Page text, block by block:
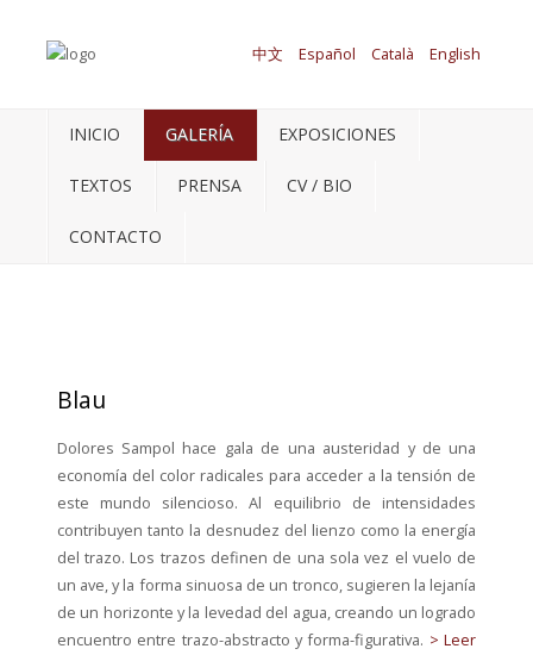
中文 Español Català English
INICIO GALERÍA EXPOSICIONES
TEXTOS PRENSA CV / BIO
CONTACTO
Blau
Dolores Sampol hace gala de una austeridad y de una
economía del color radicales para acceder a la tensión de
este mundo silencioso. Al equilibrio de intensidades
contribuyen tanto la desnudez del lienzo como la energía
del trazo. Los trazos definen de una sola vez el vuelo de
un ave, y la forma sinuosa de un tronco, sugieren la lejanía
de un horizonte y la levedad del agua, creando un logrado
encuentro entre trazo-abstracto y forma-figurativa. > Leer